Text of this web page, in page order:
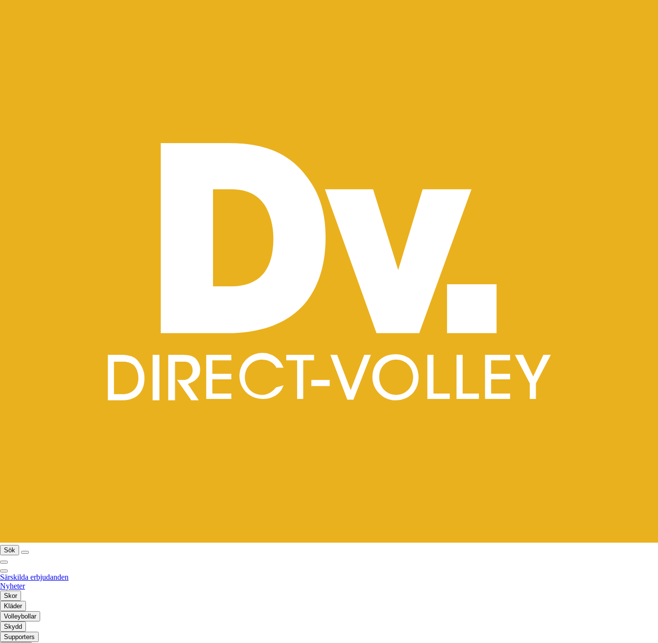
Sök
Särskilda erbjudanden
Nyheter
Skor
Kläder
Volleybollar
Skydd
Supporters